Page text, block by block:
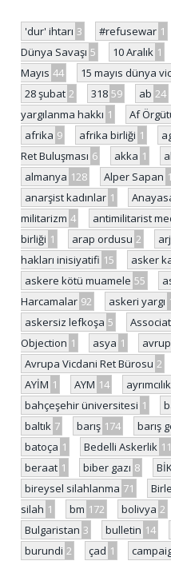
'dur' ihtarı 3 #refusewar 1
Dünya Savaşı 5 10 Aralık 1
Mayıs 44 15 mayıs dünya
28 şubat 2 318 59 ab 24
yargılanma hakkı 1 Af
afrika 9 afrika birliği 1
Ret Buluşması 6 akka 1
almanya 128 Alper Sapan 1
anarşist kadınlar 1
militarizm 4 antimilitarist
birliği 1 arap ordusu 2
hakları inisiyatifi 15 asker
askere kötü muamele 55
Harcamalar 92 askeri yargı
askersiz lefkoşa 5
Objection 1 asya 1
Avrupa Vicdani Ret Bürosu 2
AYİM 1 AYM 14 ayrımcılık
bahçeşehir üniversitesi 1
baltık 7 barış 174 barış
batoça 1 Bedelli Askerlik
beraat 1 biber gazı 8
bireysel silahlanma 71
silah 1 bm 172 bolivya 2
Bulgaristan 3 bulletin 14
burundi 2 çad 1